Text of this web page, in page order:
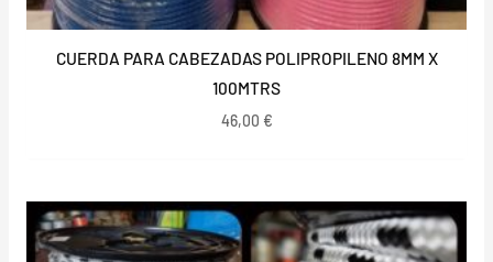
CUERDA PARA CABEZADAS POLIPROPILENO 8MM X
100MTRS
46,00 €